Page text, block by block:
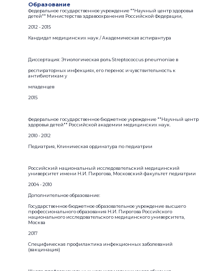
Образование
Федеральное государственное учреждение ""Научный центр здоровья
детей"" Министерства здравоохранения Российской Федерации,
2012 - 2015
Кандидат медицинских наук / Академическая аспирантура
Диссертация: Этиологическая роль Streptococcus pneumoniae в
респираторных инфекциях, его перенос и чувствительность к
антибиотикам у
младенцев
2015
Федеральное государственное бюджетное учреждение ""Научный центр
здоровья детей"" Российской академии медицинских наук.
2010 - 2012
Педиатрия, Клиническая ординатура по педиатрии
Российский национальный исследовательский медицинский
университет имени Н.И. Пирогова, Московский факультет педиатрии
2004 - 2010
Дополнительное образование:
Государственное бюджетное образовательное учреждение высшего
профессионального образования Н.И. Пирогова Российского
национального исследовательского медицинского университета,
Москва
2017
Специфическая профилактика инфекционных заболеваний
(вакцинация)